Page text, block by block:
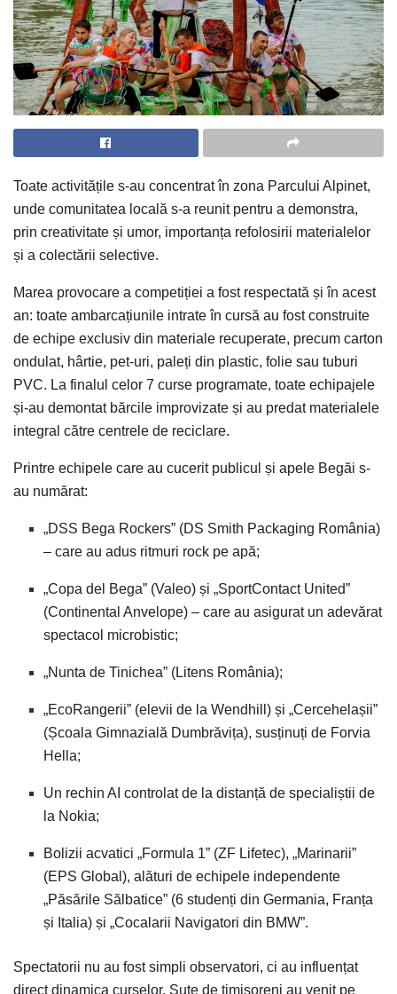
Toate activitățile s-au concentrat în zona Parcului Alpinet,
unde comunitatea locală s-a reunit pentru a demonstra,
prin creativitate și umor, importanța refolosirii materialelor
și a colectării selective.
Marea provocare a competiției a fost respectată și în acest
an: toate ambarcațiunile intrate în cursă au fost construite
de echipe exclusiv din materiale recuperate, precum carton
ondulat, hârtie, pet-uri, paleți din plastic, folie sau tuburi
PVC. La finalul celor 7 curse programate, toate echipajele
și-au demontat bărcile improvizate și au predat materialele
integral către centrele de reciclare.
Printre echipele care au cucerit publicul și apele Begăi s-
au numărat:
„DSS Bega Rockers” (DS Smith Packaging România)
– care au adus ritmuri rock pe apă;
„Copa del Bega” (Valeo) și „SportContact United”
(Continental Anvelope) – care au asigurat un adevărat
spectacol microbistic;
„Nunta de Tinichea” (Litens România);
„EcoRangerii” (elevii de la Wendhill) și „Cercehelașii”
(Școala Gimnazială Dumbrăvița), susținuți de Forvia
Hella;
Un rechin AI controlat de la distanță de specialiștii de
la Nokia;
Bolizii acvatici „Formula 1” (ZF Lifetec), „Marinarii”
(EPS Global), alături de echipele independente
„Păsările Sălbatice” (6 studenți din Germania, Franța
și Italia) și „Cocalarii Navigatori din BMW”.
Spectatorii nu au fost simpli observatori, ci au influențat
direct dinamica curselor. Sute de timișoreni au venit pe